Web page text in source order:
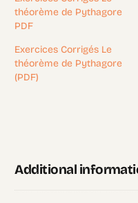
théorème de Pythagore
PDF
Exercices Corrigés Le
théorème de Pythagore
(PDF)
Additional